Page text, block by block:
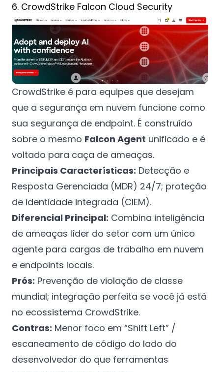
6. CrowdStrike Falcon Cloud Security
CrowdStrike é para equipes que desejam
que a segurança em nuvem funcione como
sua segurança de endpoint. É construído
sobre o mesmo Falcon Agent unificado e é
voltado para caça de ameaças.
Principais Características: Detecção e
Resposta Gerenciada (MDR) 24/7; proteção
de identidade integrada (CIEM).
Diferencial Principal: Combina inteligência
de ameaças líder do setor com um único
agente para cargas de trabalho em nuvem
e endpoints locais.
Prós: Prevenção de violação de classe
mundial; integração perfeita se você já está
no ecossistema CrowdStrike.
Contras: Menor foco em “Shift Left” /
escaneamento de código do lado do
desenvolvedor do que ferramentas